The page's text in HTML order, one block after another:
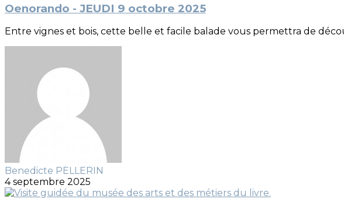
Oenorando - JEUDI 9 octobre 2025
Entre vignes et bois, cette belle et facile balade vous permettra de
Benedicte PELLERIN
4 septembre 2025